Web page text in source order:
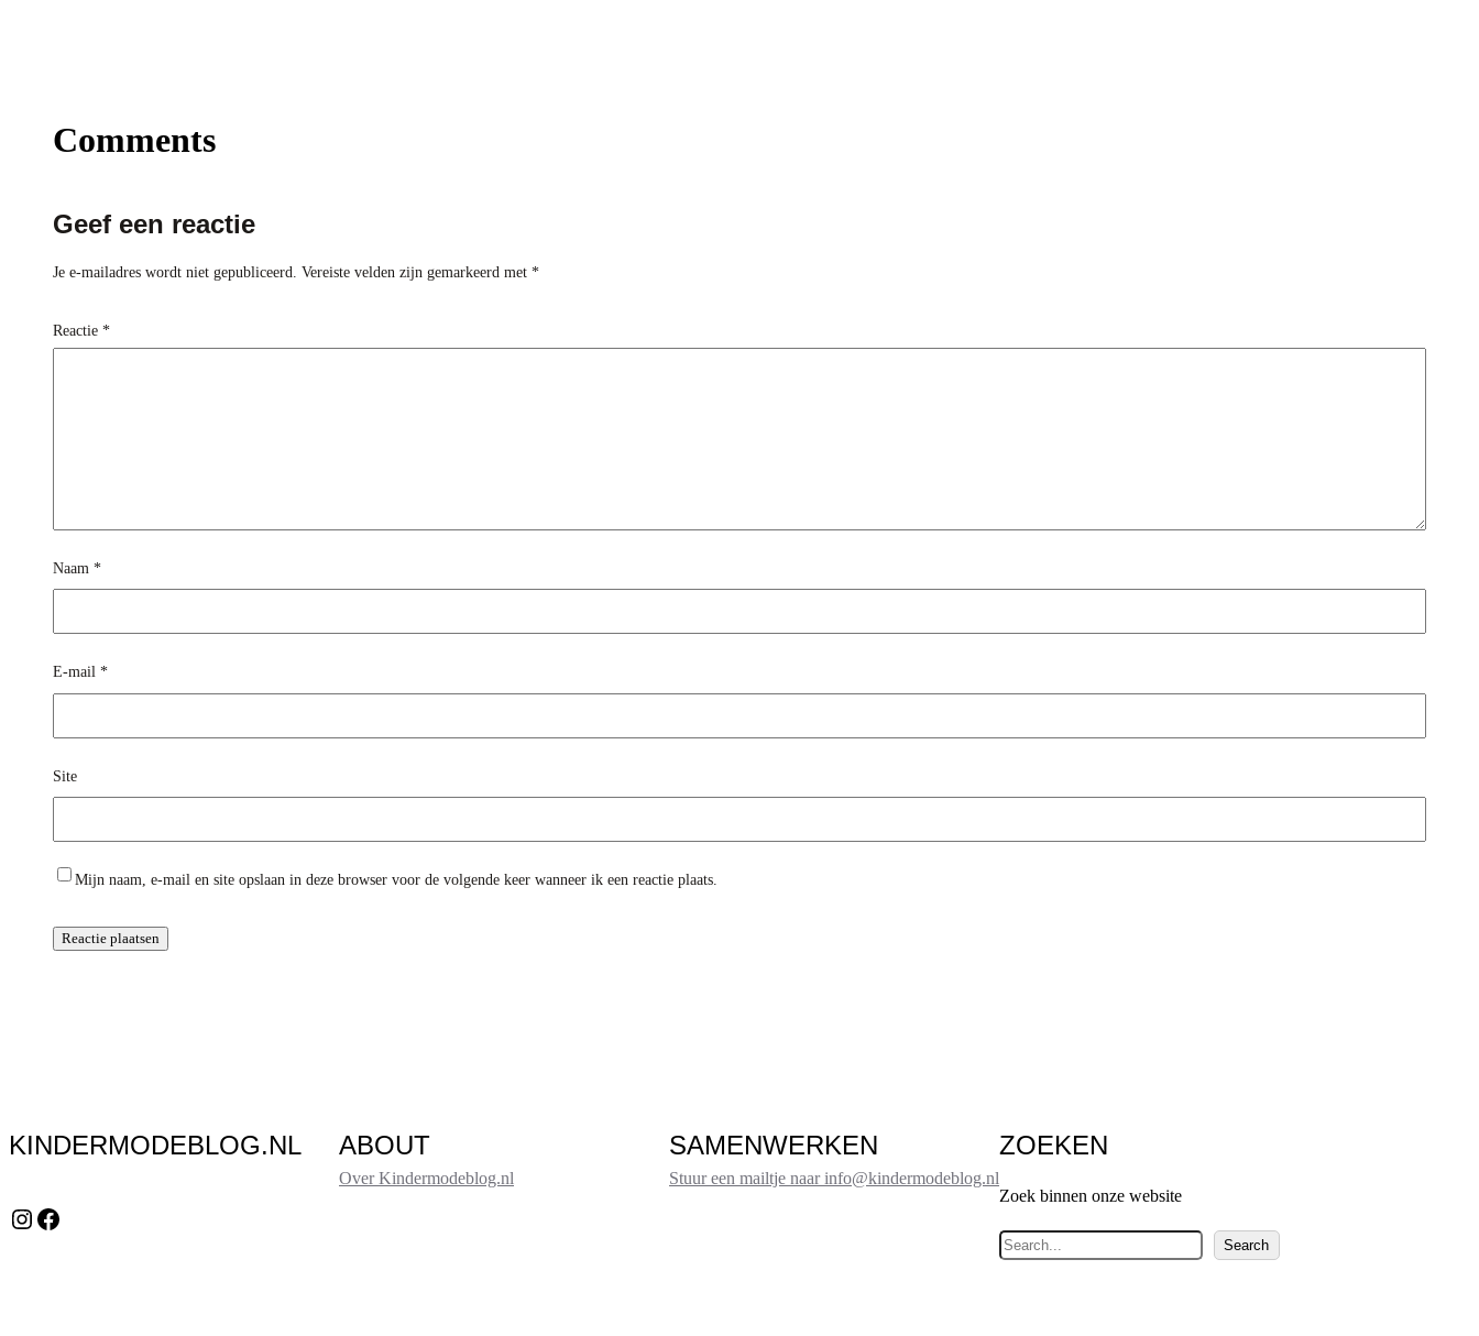
Comments
Geef een reactie
Je e-mailadres wordt niet gepubliceerd. Vereiste velden zijn gemarkeerd met *
Reactie *
Naam *
E-mail *
Site
Mijn naam, e-mail en site opslaan in deze browser voor de volgende keer wanneer ik een reactie plaats.
KINDERMODEBLOG.NL
Instagram Facebook
ABOUT
Over Kindermodeblog.nl
SAMENWERKEN
Stuur een mailtje naar info@kindermodeblog.nl
ZOEKEN
Zoek binnen onze website
Z
Search